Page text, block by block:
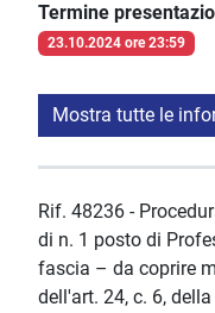
Termine
23.10.2024 ore 23:59
Mostra tutte le
Rif. 48236 -
di n. 1 posto di
fascia – da coprire
dell'art. 24, c. 6,